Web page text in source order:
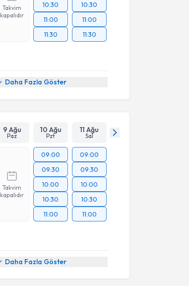
Takvim
kapalıdır
10:30
11:00
11:30
10:30
11:00
11:30
Daha Fazla Göster
9 Ağu
Paz
10 Ağu
Pzt
11 Ağu
Sal
Takvim
kapalıdır
09:00
09:30
10:00
10:30
11:00
09:00
09:30
10:00
10:30
11:00
Daha Fazla Göster